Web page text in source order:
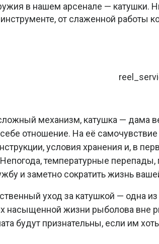
в нашем арсенале —
от слаженной работы
механизм, катушка — дама
отношение. На её
условия хранения и, в
Непогода, температурные
и заметно сократить жизнь
уход за катушкой — одна
насыщенной жизни рыболова вне
будут признательны, если им